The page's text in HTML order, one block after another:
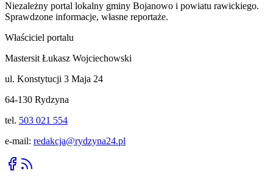
Niezależny portal lokalny gminy Bojanowo i powiatu rawickiego.
Sprawdzone informacje, własne reportaże.
Właściciel portalu
Mastersit Łukasz Wojciechowski
ul. Konstytucji 3 Maja 24
64-130 Rydzyna
tel. 503 021 554
e-mail: redakcja@rydzyna24.pl